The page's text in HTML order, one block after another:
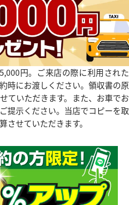
ア オーデマ ピゲ ロイヤルオー
クロノグラフ
参考買取価格
2,787,000円
※2026年1月27日時点の参考
円。ご来店の際に利用された
時にお渡しください。領収書の原
ていただきます。また、お車でお
提示ください。当店でコピーを取
させていただきます。